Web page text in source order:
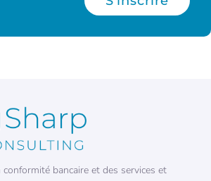
conformité bancaire et des services et